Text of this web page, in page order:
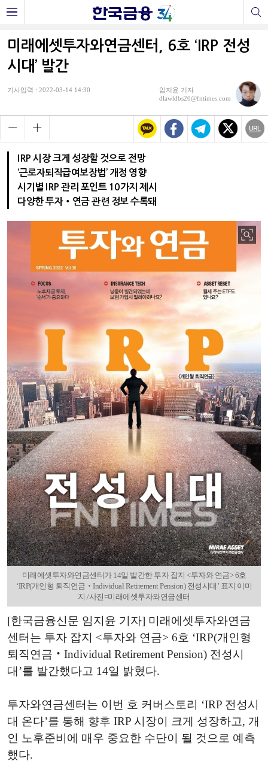
미래에셋투자와연금센터, 6호 ‘IRP 전성
시대’ 발간
기사입력 : 2022-03-14 14:30
임지윤 기자
dlawldbs20@fntimes.com
IRP 시장 크게 성장할 것으로 전망
‘근로자퇴직급여보장법’ 개정 영향
시기별 IRP 관리 포인트 10가지 제시
다양한 투자‧연금 관련 정보 수록돼
미래에셋투자와연금센터가 14일 발간한 투자 잡지 <투자와 연금> 6호
‘IRP(개인형 퇴직연금‧Individual Retirement Pension) 전성시대’ 표지 이미
지./사진=미래에셋투자와연금센터
[한국금융신문 임지윤 기자] 미래에셋투자와연금
센터는 투자 잡지 <투자와 연금> 6호 ‘IRP(개인형
퇴직연금‧Individual Retirement Pension) 전성시
대’를 발간했다고 14일 밝혔다.
투자와연금센터는 이번 호 커버스토리 ‘IRP 전성시
대 온다’를 통해 향후 IRP 시장이 크게 성장하고, 개
인 노후준비에 매우 중요한 수단이 될 것으로 예측
했다.